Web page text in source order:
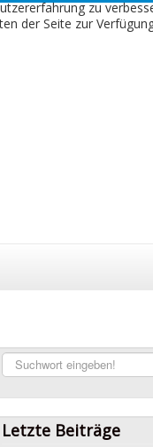
Suchen...
Letzte Beiträge
zu
der Seite zur